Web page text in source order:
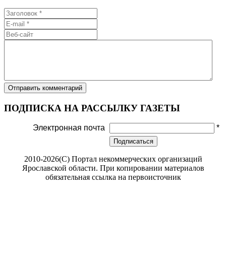
ПОДПИСКА НА РАССЫЛКУ ГАЗЕТЫ
Электронная почта *
Подписаться
2010-2026(С) Портал некоммерческих организаций
Ярославской области. При копировании материалов
обязательная ссылка на первоисточник